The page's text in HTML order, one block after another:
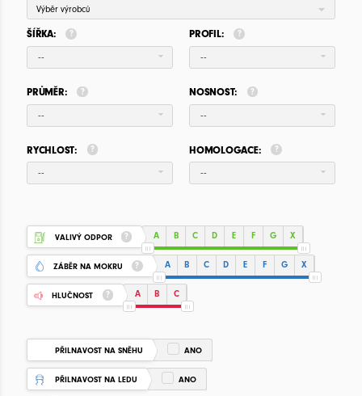
Výběr výrobců
ŠÍŘKA:
--
PROFIL:
--
PRŮMĚR:
--
NOSNOST:
--
RYCHLOST:
--
HOMOLOGACE:
--
VALIVÝ ODPOR A B C D E F G X
ZÁBĚR NA MOKRU A B C D E F G X
HLUČNOST A B C
PŘILNAVOST NA SNĚHU ANO
PŘILNAVOST NA LEDU ANO